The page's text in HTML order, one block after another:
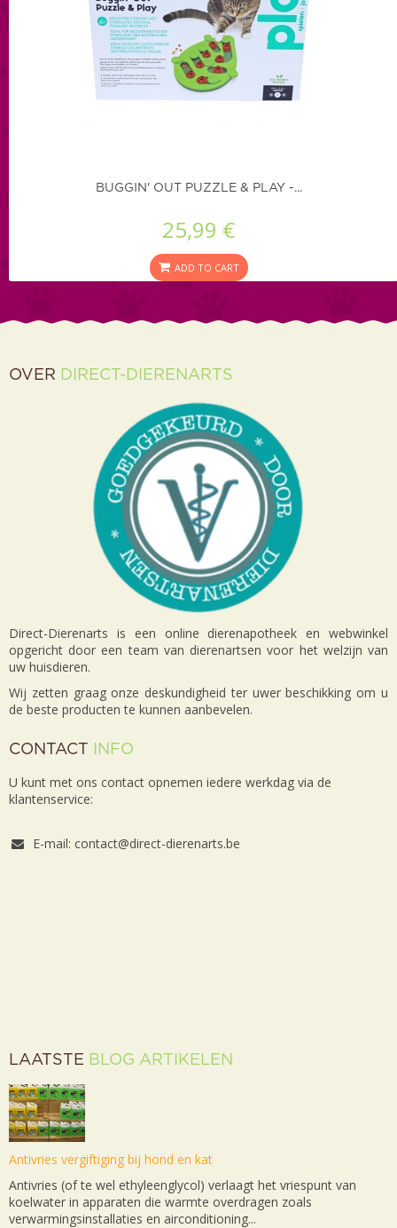
BUGGIN' OUT PUZZLE & PLAY -...
25,99 €
ADD TO CART
OVER DIRECT-DIERENARTS
Direct-Dierenarts is een online dierenapotheek en webwinkel
opgericht door een team van dierenartsen voor het welzijn van
uw huisdieren.
Wij zetten graag onze deskundigheid ter uwer beschikking om u
de beste producten te kunnen aanbevelen.
CONTACT INFO
U kunt met ons contact opnemen iedere werkdag via de
klantenservice:
E-mail: contact@direct-dierenarts.be
LAATSTE BLOG ARTIKELEN
Antivries vergiftiging bij hond en kat
Antivries (of te wel ethyleenglycol) verlaagt het vriespunt van
koelwater in apparaten die warmte overdragen zoals
verwarmingsinstallaties en airconditioning...